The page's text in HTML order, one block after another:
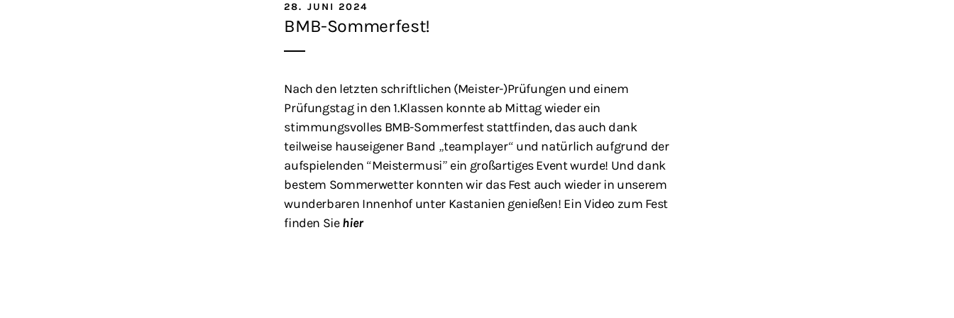
28. JUNI 2024
BMB-Sommerfest!
Nach den letzten schriftlichen (Meister-)Prüfungen und einem
Prüfungstag in den 1.Klassen konnte ab Mittag wieder ein
stimmungsvolles BMB-Sommerfest stattfinden, das auch dank
teilweise hauseigener Band „teamplayer“ und natürlich aufgrund der
aufspielenden “Meistermusi” ein großartiges Event wurde! Und dank
bestem Sommerwetter konnten wir das Fest auch wieder in unserem
wunderbaren Innenhof unter Kastanien genießen! Ein Video zum Fest
finden Siehier